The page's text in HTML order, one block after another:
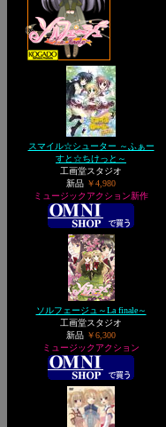
スマイル☆シューター ～ふぁー
すと☆ちけっと～
工画堂スタジオ
新品 ￥4,980
ミュージックアクション新作
ソルフェージュ～La finale～
工画堂スタジオ
新品 ￥6,300
ミュージックアクション